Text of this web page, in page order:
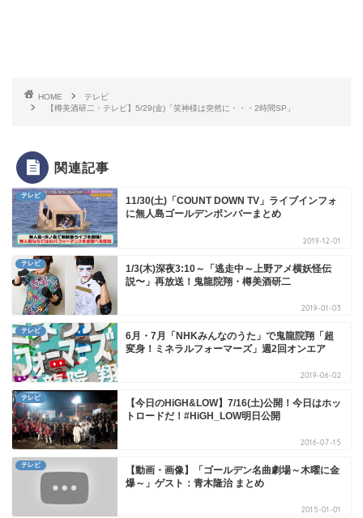
HOME
テレビ
【樽美酒研二・テレビ】5/29(金)「笑神様は突然に・・・2時間SP」
関連記事
テレビ
11/30(土)「COUNT DOWN TV」ライブインフォ
に無人島ゴールデンボンバーまとめ
2019-12-01
テレビ
1/3(木)深夜3:10～「逃走中～上野アメ横妖怪伝
説〜」再放送！鬼龍院翔・樽美酒研二
2019-01-03
テレビ
6月・7月「NHKみんなのうた」で鬼龍院翔「超
変身！ミネラルフォーマーズ」週2回オンエア
2019-06-02
テレビ
【今日のHiGH&LOW】7/16(土)公開！今日はホッ
トロードだ！#HiGH_LOW明日公開
2016-07-15
テレビ
【動画・画像】「ゴールデン名曲劇場～木曜に金
爆～」ゲスト：青木隆治 まとめ
2015-01-01